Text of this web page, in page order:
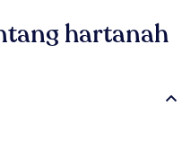
hartanah